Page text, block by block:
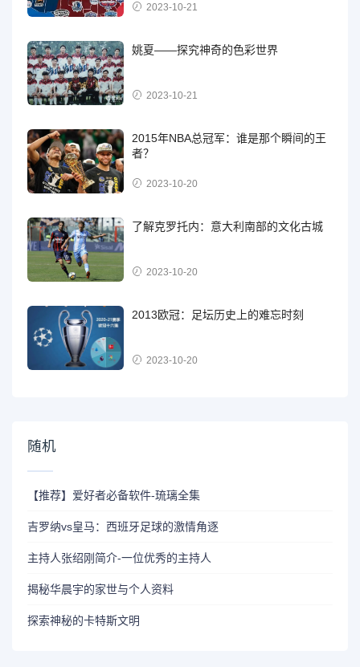
2023-10-21
姚夏——探究神奇的色彩世界
2023-10-21
2015年NBA总冠军：谁是那个瞬间的王
者？
2023-10-20
了解克罗托内：意大利南部的文化古城
2023-10-20
2013欧冠：足坛历史上的难忘时刻
2023-10-20
随机
【推荐】爱好者必备软件-琉璃全集
吉罗纳vs皇马：西班牙足球的激情角逐
主持人张绍刚简介-一位优秀的主持人
揭秘华晨宇的家世与个人资料
探索神秘的卡特斯文明